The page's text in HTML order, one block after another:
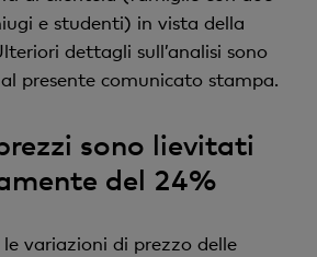
e studenti) in vista della
dettagli sull’analisi sono
presente comunicato stampa.
sono lievitati
del 24%
variazioni di prezzo delle